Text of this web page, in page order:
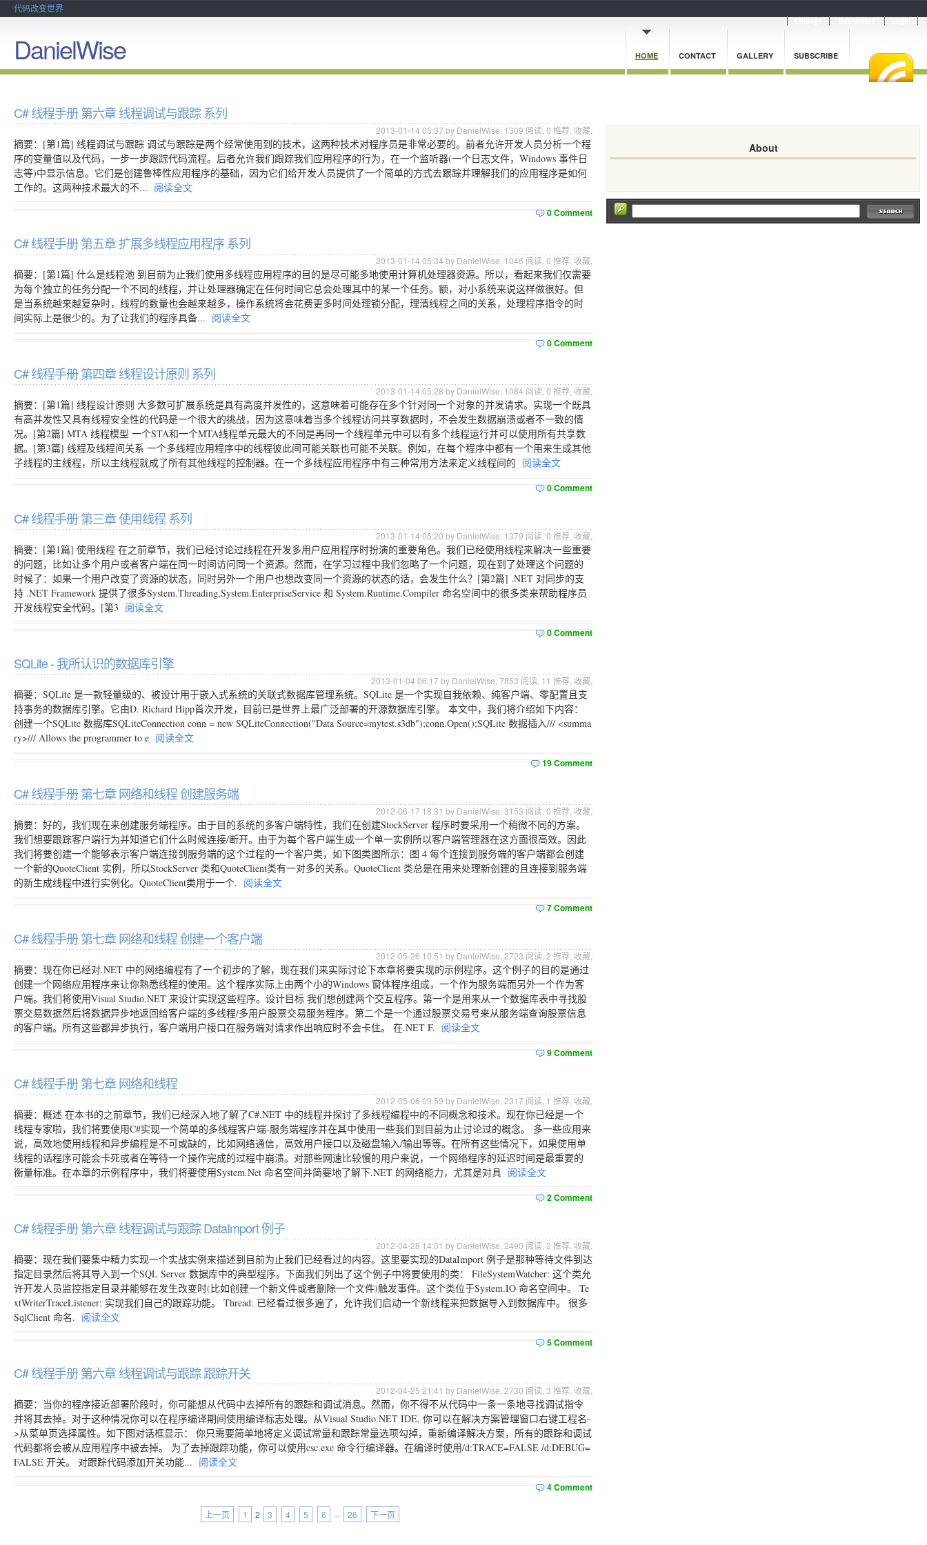
代码改变世界
HOME CONTACT GALLERY SUBSCRIBE
DanielWise
C# 线程手册 第六章 线程调试与跟踪 系列
2013-01-14 05:37 by DanielWise, 1309 阅读, 0 推荐, 收藏
摘要：[第1篇] 线程调试与跟踪 调试与跟踪是两个经常使用到的技术，这两种技术对程序员是非常必要的。前者允许开发人员分析一个程
序的变量值以及代码，一步一步跟踪代码流程。后者允许我们跟踪我们应用程序的行为，在一个监听器(一个日志文件，Windows 事件日
志等)中显示信息。它们是创建鲁棒性应用程序的基础，因为它们给开发人员提供了一个简单的方式去跟踪并理解我们的应用程序是如何
工作的。这两种技术最大的不... 阅读全文
0 Comment
C# 线程手册 第五章 扩展多线程应用程序 系列
2013-01-14 05:34 by DanielWise, 1046 阅读, 0 推荐, 收藏
摘要：[第1篇] 什么是线程池 到目前为止我们使用多线程应用程序的目的是尽可能多地使用计算机处理器资源。所以，看起来我们仅需要
为每个独立的任务分配一个不同的线程，并让处理器确定在任何时间它总会处理其中的某一个任务。额，对小系统来说这样做很好。但
是当系统越来越复杂时，线程的数量也会越来越多，操作系统将会花费更多时间处理锁分配，理清线程之间的关系，处理程序指令的时
间实际上是很少的。为了让我们的程序具备... 阅读全文
0 Comment
C# 线程手册 第四章 线程设计原则 系列
2013-01-14 05:28 by DanielWise, 1084 阅读, 0 推荐, 收藏
摘要：[第1篇] 线程设计原则 大多数可扩展系统是具有高度并发性的，这意味着可能存在多个针对同一个对象的并发请求。实现一个既具
有高并发性又具有线程安全性的代码是一个很大的挑战，因为这意味着当多个线程访问共享数据时，不会发生数据崩溃或者不一致的情
况。[第2篇] MTA 线程模型 一个STA和一个MTA线程单元最大的不同是再同一个线程单元中可以有多个线程运行并可以使用所有共享数
据。[第3篇] 线程及线程间关系 一个多线程应用程序中的线程彼此间可能关联也可能不关联。例如，在每个程序中都有一个用来生成其他
子线程的主线程，所以主线程就成了所有其他线程的控制器。在一个多线程应用程序中有三种常用方法来定义线程间的 阅读全文
0 Comment
C# 线程手册 第三章 使用线程 系列
2013-01-14 05:20 by DanielWise, 1379 阅读, 0 推荐, 收藏
摘要：[第1篇] 使用线程 在之前章节，我们已经讨论过线程在开发多用户应用程序时扮演的重要角色。我们已经使用线程来解决一些重要
的问题，比如让多个用户或者客户端在同一时间访问同一个资源。然而，在学习过程中我们忽略了一个问题，现在到了处理这个问题的
时候了：如果一个用户改变了资源的状态，同时另外一个用户也想改变同一个资源的状态的话，会发生什么？[第2篇] .NET 对同步的支
持 .NET Framework 提供了很多System.Threading,System.EnterpriseService 和 System.Runtime.Compiler 命名空间中的很多类来帮助程序员
开发线程安全代码。[第3 阅读全文
0 Comment
SQLite - 我所认识的数据库引擎
2013-01-04 06:17 by DanielWise, 7853 阅读, 11 推荐, 收藏
摘要：SQLite 是一款轻量级的、被设计用于嵌入式系统的关联式数据库管理系统。SQLite 是一个实现自我依赖、纯客户端、零配置且支
持事务的数据库引擎。它由D. Richard Hipp首次开发，目前已是世界上最广泛部署的开源数据库引擎。 本文中，我们将介绍如下内容：
创建一个SQLite 数据库SQLiteConnection conn = new SQLiteConnection("Data Source=mytest.s3db");conn.Open();SQLite 数据插入/// <summa
ry>/// Allows the programmer to e 阅读全文
19 Comment
C# 线程手册 第七章 网络和线程 创建服务端
2012-06-17 18:31 by DanielWise, 3153 阅读, 0 推荐, 收藏
摘要：好的，我们现在来创建服务端程序。由于目的系统的多客户端特性，我们在创建StockServer 程序时要采用一个稍微不同的方案。
我们想要跟踪客户端行为并知道它们什么时候连接/断开。由于为每个客户端生成一个单一实例所以客户端管理器在这方面很高效。因此
我们将要创建一个能够表示客户端连接到服务端的这个过程的一个客户类，如下图类图所示：图 4 每个连接到服务端的客户端都会创建
一个新的QuoteClient 实例，所以StockServer 类和QuoteClient类有一对多的关系。QuoteClient 类总是在用来处理新创建的且连接到服务端
的新生成线程中进行实例化。QuoteClient类用于一个. 阅读全文
7 Comment
C# 线程手册 第七章 网络和线程 创建一个客户端
2012-05-26 10:51 by DanielWise, 2723 阅读, 2 推荐, 收藏
摘要：现在你已经对.NET 中的网络编程有了一个初步的了解，现在我们来实际讨论下本章将要实现的示例程序。这个例子的目的是通过
创建一个网络应用程序来让你熟悉线程的使用。这个程序实际上由两个小的Windows 窗体程序组成，一个作为服务端而另外一个作为客
户端。我们将使用Visual Studio.NET 来设计实现这些程序。设计目标 我们想创建两个交互程序。第一个是用来从一个数据库表中寻找股
票交易数据然后将数据异步地返回给客户端的多线程/多用户股票交易服务程序。第二个是一个通过股票交易号来从服务端查询股票信息
的客户端。所有这些都异步执行，客户端用户接口在服务端对请求作出响应时不会卡住。 在.NET F. 阅读全文
9 Comment
C# 线程手册 第七章 网络和线程
2012-05-06 09:59 by DanielWise, 2317 阅读, 1 推荐, 收藏
摘要：概述 在本书的之前章节，我们已经深入地了解了C#.NET 中的线程并探讨了多线程编程中的不同概念和技术。现在你已经是一个
线程专家啦，我们将要使用C#实现一个简单的多线程客户端-服务端程序并在其中使用一些我们到目前为止讨论过的概念。 多一些应用来
说，高效地使用线程和异步编程是不可或缺的，比如网络通信，高效用户接口以及磁盘输入/输出等等。在所有这些情况下，如果使用单
线程的话程序可能会卡死或者在等待一个操作完成的过程中崩溃。对那些网速比较慢的用户来说，一个网络程序的延迟时间是最重要的
衡量标准。在本章的示例程序中，我们将要使用System.Net 命名空间并简要地了解下.NET 的网络能力，尤其是对具 阅读全文
2 Comment
C# 线程手册 第六章 线程调试与跟踪 DataImport 例子
2012-04-28 14:01 by DanielWise, 2490 阅读, 2 推荐, 收藏
摘要：现在我们要集中精力实现一个实战实例来描述到目前为止我们已经看过的内容。这里要实现的DataImport 例子是那种等待文件到达
指定目录然后将其导入到一个SQL Server 数据库中的典型程序。下面我们列出了这个例子中将要使用的类： FileSystemWatcher: 这个类允
许开发人员监控指定目录并能够在发生改变时(比如创建一个新文件或者删除一个文件)触发事件。这个类位于System.IO 命名空间中。 Te
xtWriterTraceListener: 实现我们自己的跟踪功能。 Thread: 已经看过很多遍了，允许我们启动一个新线程来把数据导入到数据库中。 很多
SqlClient 命名. 阅读全文
5 Comment
C# 线程手册 第六章 线程调试与跟踪 跟踪开关
2012-04-25 21:41 by DanielWise, 2730 阅读, 3 推荐, 收藏
摘要：当你的程序接近部署阶段时，你可能想从代码中去掉所有的跟踪和调试消息。然而，你不得不从代码中一条一条地寻找调试指令
并将其去掉。对于这种情况你可以在程序编译期间使用编译标志处理。从Visual Studio.NET IDE, 你可以在解决方案管理窗口右键工程名-
>从菜单页选择属性。如下图对话框显示： 你只需要简单地将定义调试常量和跟踪常量选项勾掉，重新编译解决方案，所有的跟踪和调试
代码都将会被从应用程序中被去掉。 为了去掉跟踪功能，你可以使用csc.exe 命令行编译器。在编译时使用/d:TRACE=FALSE /d:DEBUG=
FALSE 开关。 对跟踪代码添加开关功能... 阅读全文
4 Comment
上一页 1 2 3 4 5 6 ··· 26 下一页
About